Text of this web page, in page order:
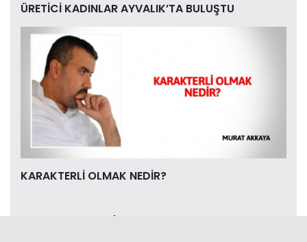
ÜRETİCİ KADINLAR AYVALIK’TA BULUŞTU
KARAKTERLİ OLMAK NEDİR?
Foto-Galeri